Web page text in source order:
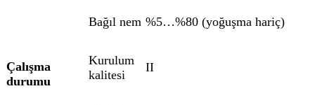
Çalışma
durumu
Bağıl nem %5…%80 (yoğuşma hariç)
Kurulum
kalitesi
II